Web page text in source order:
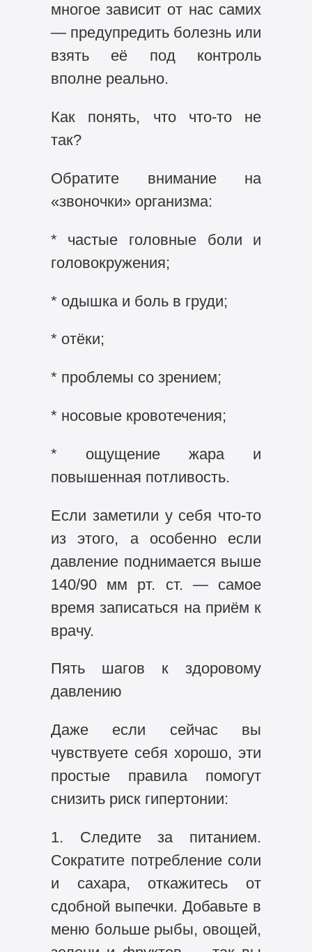
многое зависит от нас самих
— предупредить болезнь или
взять её под контроль
вполне реально.
Как понять, что что‑то не
так?
Обратите внимание на
«звоночки» организма:
* частые головные боли и
головокружения;
* одышка и боль в груди;
* отёки;
* проблемы со зрением;
* носовые кровотечения;
* ощущение жара и
повышенная потливость.
Если заметили у себя что‑то
из этого, а особенно если
давление поднимается выше
140/90 мм рт. ст. — самое
время записаться на приём к
врачу.
Пять шагов к здоровому
давлению
Даже если сейчас вы
чувствуете себя хорошо, эти
простые правила помогут
снизить риск гипертонии:
1. Следите за питанием.
Сократите потребление соли
и сахара, откажитесь от
сдобной выпечки. Добавьте в
меню больше рыбы, овощей,